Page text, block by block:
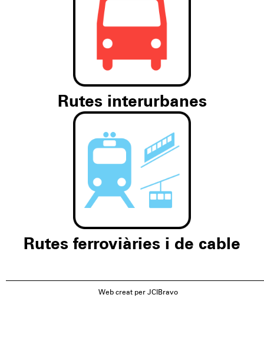
Rutes interurbanes
Rutes ferroviàries i de cable
Web creat per JCIBravo